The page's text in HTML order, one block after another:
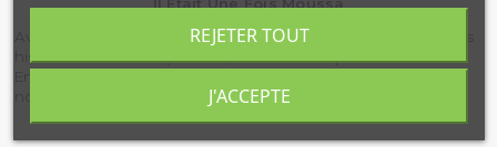
Avec Rayan et sa petite famille , découvrez les merveilleuses
nombreux enseignements éducatifs tout en s'amusant .
REJETER TOUT
J'ACCEPTE